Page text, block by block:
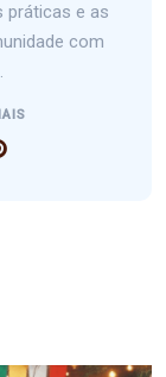
práticas e as
com